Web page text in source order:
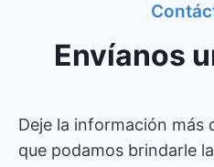
/
í
n
Envíanos
Deje la información más
que podamos brindarle